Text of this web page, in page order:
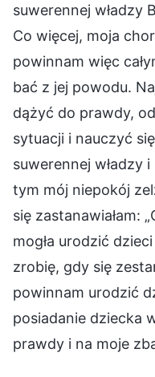
suwerennej władzy
Co więcej, moja
powinnam więc
bać z jej powodu.
dążyć do prawdy,
sytuacji i nauczyć
suwerennej władzy
tym mój niepokój
się zastanawiałam:
mogła urodzić
zrobię, gdy się
powinnam urodzić
posiadanie dziecka
prawdy i na moje